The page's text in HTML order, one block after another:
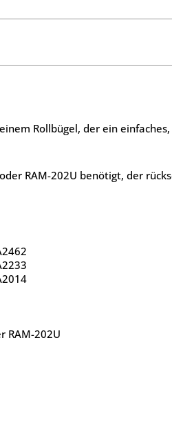
Rollbügel, der ein
RAM-202U benötigt, der
RAM-202U